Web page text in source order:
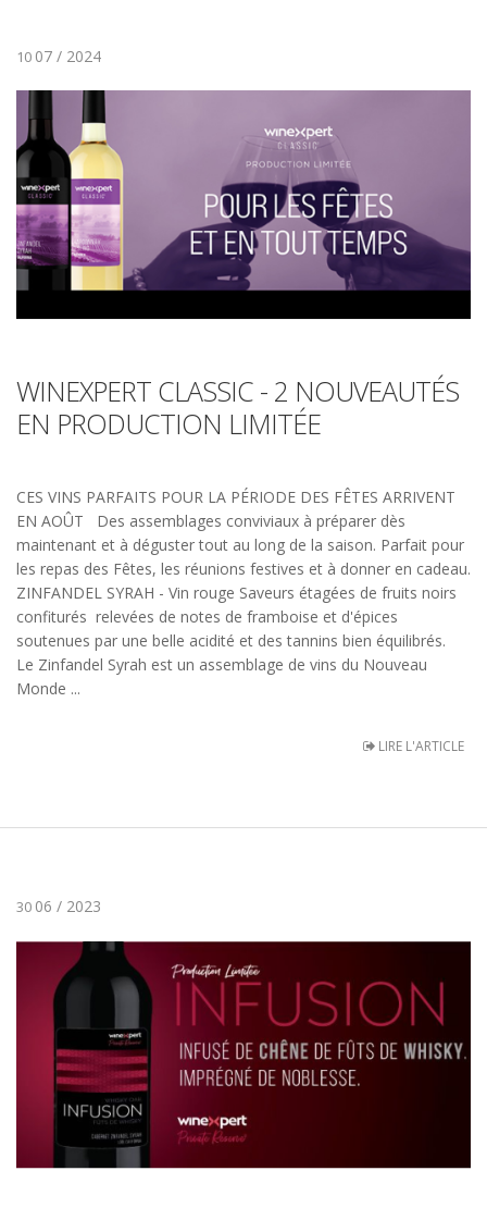
10 07 / 2024
WINEXPERT CLASSIC - 2 NOUVEAUTÉS
EN PRODUCTION LIMITÉE
CES VINS PARFAITS POUR LA PÉRIODE DES FÊTES ARRIVENT
EN AOÛT Des assemblages conviviaux à préparer dès
maintenant et à déguster tout au long de la saison. Parfait pour
les repas des Fêtes, les réunions festives et à donner en cadeau.
ZINFANDEL SYRAH - Vin rouge Saveurs étagées de fruits noirs
confiturés relevées de notes de framboise et d'épices
soutenues par une belle acidité et des tannins bien équilibrés.
Le Zinfandel Syrah est un assemblage de vins du Nouveau
Monde ...
LIRE L'ARTICLE
30 06 / 2023